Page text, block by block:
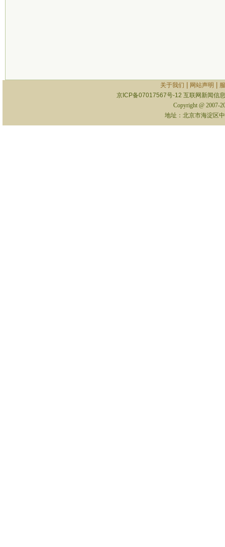
关于我们 网站声明
京ICP备07017567号-12 互联网新闻信
Copyright @ 2007-
地址：北京市海淀区